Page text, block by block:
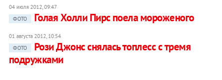
04 июля 2012, 09:47
ФОТО
Голая Холли Пирс поела мороженого
01 августа 2012, 10:54
ФОТО
Рози Джонс снялась топлесс с тремя
подружками